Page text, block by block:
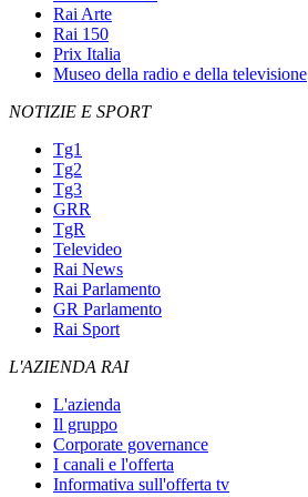
Rai Arte
Rai 150
Prix Italia
Museo della radio e della televisione
NOTIZIE E SPORT
Tg1
Tg2
Tg3
GRR
TgR
Televideo
Rai News
Rai Parlamento
GR Parlamento
Rai Sport
L'AZIENDA RAI
L'azienda
Il gruppo
Corporate governance
I canali e l'offerta
Informativa sull'offerta tv